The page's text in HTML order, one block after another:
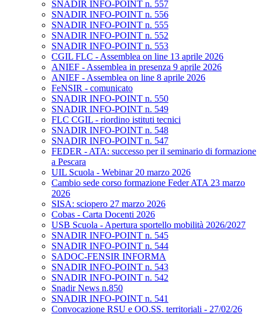
SNADIR INFO-POINT n. 557
SNADIR INFO-POINT n. 556
SNADIR INFO-POINT n. 555
SNADIR INFO-POINT n. 552
SNADIR INFO-POINT n. 553
CGIL FLC - Assemblea on line 13 aprile 2026
ANIEF - Assemblea in presenza 9 aprile 2026
ANIEF - Assemblea on line 8 aprile 2026
FeNSIR - comunicato
SNADIR INFO-POINT n. 550
SNADIR INFO-POINT n. 549
FLC CGIL - riordino istituti tecnici
SNADIR INFO-POINT n. 548
SNADIR INFO-POINT n. 547
FEDER - ATA: successo per il seminario di formazione
a Pescara
UIL Scuola - Webinar 20 marzo 2026
Cambio sede corso formazione Feder ATA 23 marzo
2026
SISA: sciopero 27 marzo 2026
Cobas - Carta Docenti 2026
USB Scuola - Apertura sportello mobilità 2026/2027
SNADIR INFO-POINT n. 545
SNADIR INFO-POINT n. 544
SADOC-FENSIR INFORMA
SNADIR INFO-POINT n. 543
SNADIR INFO-POINT n. 542
Snadir News n.850
SNADIR INFO-POINT n. 541
Convocazione RSU e OO.SS. territoriali - 27/02/26